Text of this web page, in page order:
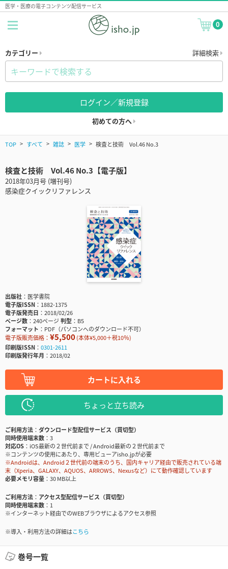
医学・医療の電子コンテンツ配信サービス
0
カテゴリー 詳細検索
ログイン／新規登録
初めての方へ
TOP すべて 雑誌 医学 検査と技術 Vol.46 No.3
検査と技術 Vol.46 No.3【電子版】
2018年03月号 (増刊号)
感染症クイックリファレンス
出版社
医学書院
電子版ISSN
1882-1375
電子版発売日
2018/02/26
ページ数
240ページ判型
B5
フォーマット
PDF（パソコンへのダウンロード不可）
電子版販売価格： ¥5,500(本体¥5,000＋税10％)
印刷版ISSN
0301-2611
印刷版発行年月
2018/02
カートに入れる
ちょっと立ち読み
ご利用方法
ダウンロード型配信サービス（買切型）
同時使用端末数
3
対応OS
iOS最新の２世代前まで / Android最新の２世代前まで
※コンテンツの使用にあたり、専用ビューアisho.jpが必要
※Androidは、Android２世代前の端末のうち、国内キャリア経由で販売されている端
末（Xperia、GALAXY、AQUOS、ARROWS、Nexusなど）にて動作確認しています
必要メモリ容量
30 MB以上
ご利用方法
アクセス型配信サービス（買切型）
同時使用端末数
1
※インターネット経由でのWEBブラウザによるアクセス参照
※導入・利用方法の詳細はこちら
巻号一覧